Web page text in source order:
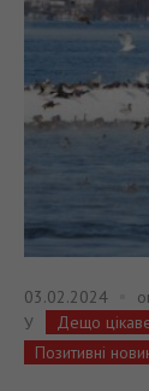
03.02.2024
У
Дещо
Позитивні